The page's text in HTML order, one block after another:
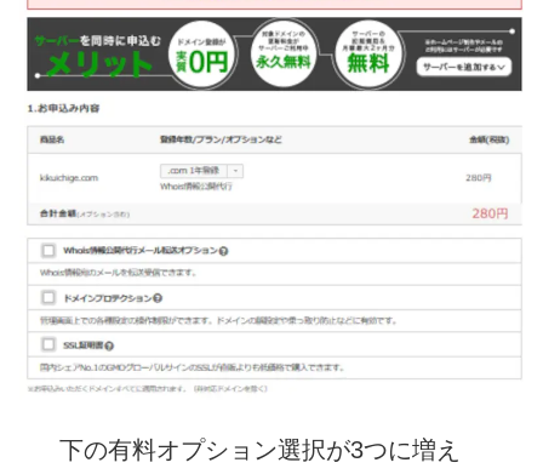
下の有料オプション選択が3つに増え